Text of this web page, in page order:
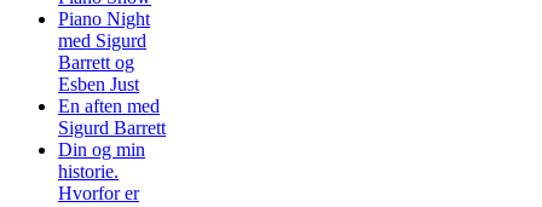
Piano Night
med Sigurd
Barrett og
Esben Just
En aften med
Sigurd Barrett
Din og min
historie.
Hvorfor er